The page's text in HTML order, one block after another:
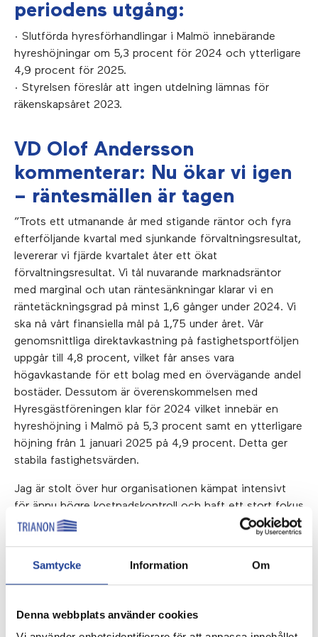
Samtycke Information Om
Denna webbplats använder cookies
periodens utgång:
· Slutförda hyresförhandlingar i Malmö innebärande
hyreshöjningar om 5,3 procent för 2024 och ytterligare
4,9 procent för 2025.
· Styrelsen föreslår att ingen utdelning lämnas för
räkenskapsåret 2023.
VD Olof Andersson
kommenterar: Nu ökar vi igen
– räntesmällen är tagen
”Trots ett utmanande år med stigande räntor och fyra
efterföljande kvartal med sjunkande förvaltningsresultat,
levererar vi fjärde kvartalet åter ett ökat
förvaltningsresultat. Vi tål nuvarande marknadsräntor
med marginal och utan räntesänkningar klarar vi en
räntetäckningsgrad på minst 1,6 gånger under 2024. Vi
ska nå vårt finansiella mål på 1,75 under året. Vår
genomsnittliga direktavkastning på fastighetsportföljen
uppgår till 4,8 procent, vilket får anses vara
högavkastande för ett bolag med en övervägande andel
bostäder. Dessutom är överenskommelsen med
Hyresgästföreningen klar för 2024 vilket innebär en
hyreshöjning i Malmö på 5,3 procent samt en ytterligare
höjning från 1 januari 2025 på 4,9 procent. Detta ger
stabila fastighetsvärden.
Jag är stolt över hur organisationen kämpat intensivt
för ännu högre kostnadskontroll och haft ett stort fokus
på intäktsökningar och positiv nettouthyrning. Vi har
energibesparingar på 2 procent mot föregående år samt
och jobbskapande, se sidan 6 i rapporten.